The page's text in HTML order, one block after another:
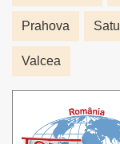
Prahova
Valcea